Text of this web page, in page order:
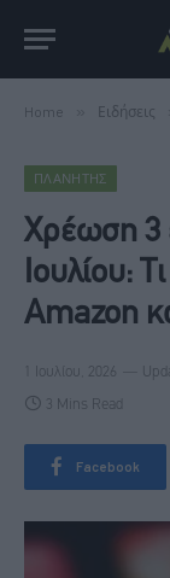
Home Ειδήσεις
ΠΛΑΝΉΤΗΣ
Χρέωση 3
Ιουλίου:
Amazon
1 Ιουλίου, 2026
3 Mins Read
Facebook